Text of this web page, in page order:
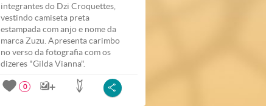
integrantes do Dzi Croquettes,
vestindo camiseta preta
estampada com anjo e nome da
marca Zuzu. Apresenta carimbo
no verso da fotografia com os
dizeres "Gilda Vianna".
0